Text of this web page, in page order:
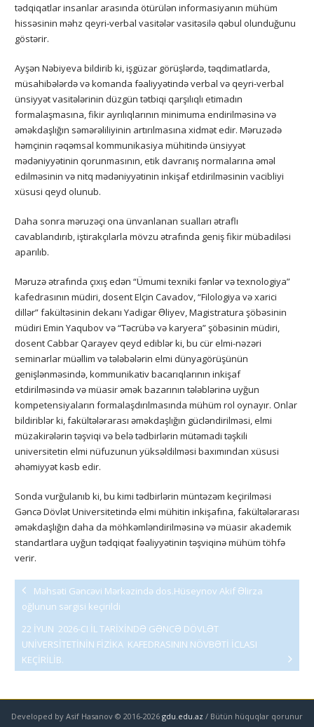
tədqiqatlar insanlar arasında ötürülən informasiyanın mühüm
hissəsinin məhz qeyri-verbal vasitələr vasitəsilə qəbul olunduğunu
göstərir.
Ayşən Nəbiyeva bildirib ki, işgüzar görüşlərdə, təqdimatlarda,
müsahibələrdə və komanda fəaliyyətində verbal və qeyri-verbal
ünsiyyət vasitələrinin düzgün tətbiqi qarşılıqlı etimadın
formalaşmasına, fikir ayrılıqlarının minimuma endirilməsinə və
əməkdaşlığın səmərəliliyinin artırılmasına xidmət edir. Məruzədə
həmçinin rəqəmsal kommunikasiya mühitində ünsiyyət
mədəniyyətinin qorunmasının, etik davranış normalarına əməl
edilməsinin və nitq mədəniyyətinin inkişaf etdirilməsinin vacibliyi
xüsusi qeyd olunub.
Daha sonra məruzəçi ona ünvanlanan sualları ətraflı
cavablandırıb, iştirakçılarla mövzu ətrafında geniş fikir mübadiləsi
aparılıb.
Məruzə ətrafında çıxış edən “Ümumi texniki fənlər və texnologiya”
kafedrasının müdiri, dosent Elçin Cavadov, “Filologiya və xarici
dillər” fakültəsinin dekanı Yadigar Əliyev, Magistratura şöbəsinin
müdiri Emin Yaqubov və “Təcrübə və karyera” şöbəsinin müdiri,
dosent Cabbar Qarayev qeyd ediblər ki, bu cür elmi-nəzəri
seminarlar müəllim və tələbələrin elmi dünyagörüşünün
genişlənməsində, kommunikativ bacarıqlarının inkişaf
etdirilməsində və müasir əmək bazarının tələblərinə uyğun
kompetensiyaların formalaşdırılmasında mühüm rol oynayır. Onlar
bildiriblər ki, fakültələrarası əməkdaşlığın gücləndirilməsi, elmi
müzakirələrin təşviqi və belə tədbirlərin mütəmadi təşkili
universitetin elmi nüfuzunun yüksəldilməsi baxımından xüsusi
əhəmiyyət kəsb edir.
Sonda vurğulanıb ki, bu kimi tədbirlərin müntəzəm keçirilməsi
Gəncə Dövlət Universitetində elmi mühitin inkişafına, fakültələrarası
əməkdaşlığın daha da möhkəmləndirilməsinə və müasir akademik
standartlara uyğun tədqiqat fəaliyyətinin təşviqinə mühüm töhfə
verir.
Məhsəti Gəncəvi Mərkəzində dos.Hüseynov Akif Əlirza
oğlunun sərgisi keçirildi
22 İYUN 2026-CI İL TARİXİNDƏ GƏNCƏ DÖVLƏT
UNİVERSİTETİNİN FİZİKA KAFEDRASININ NÖVBƏTİ İCLASI
KEÇİRİLİB.
Developed by Asif Hasanov © 2016-2026 gdu.edu.az / Bütün hüquqlar qorunur